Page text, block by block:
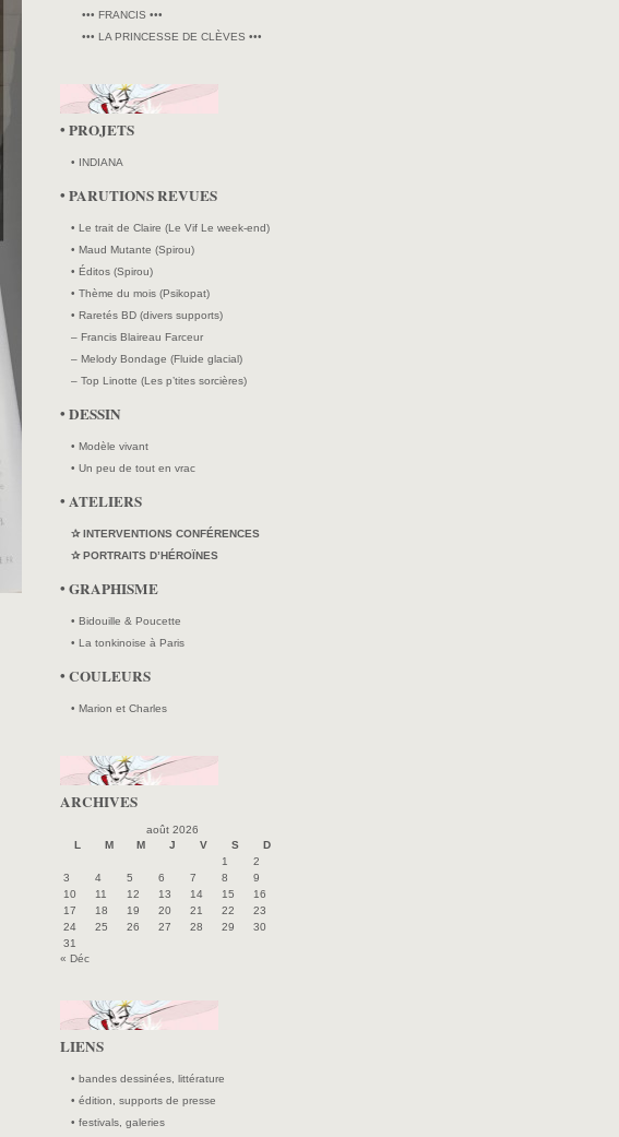
••• FRANCIS •••
••• LA PRINCESSE DE CLÈVES •••
• PROJETS
• INDIANA
• PARUTIONS REVUES
• Le trait de Claire (Le Vif Le week-end)
• Maud Mutante (Spirou)
• Éditos (Spirou)
• Thème du mois (Psikopat)
• Raretés BD (divers supports)
– Francis Blaireau Farceur
– Melody Bondage (Fluide glacial)
– Top Linotte (Les p’tites sorcières)
• DESSIN
• Modèle vivant
• Un peu de tout en vrac
• ATELIERS
✰ INTERVENTIONS CONFÉRENCES
✰ PORTRAITS D’HÉROÏNES
• GRAPHISME
• Bidouille & Poucette
• La tonkinoise à Paris
• COULEURS
• Marion et Charles
ARCHIVES
août 2026
L
M M J V S
D
1
2
3
4 5 6 7 8
9
10
11 12 13 14 15
16
17
18 19 20 21 22
23
24
25 26 27 28 29
30
31
« Déc
LIENS
• bandes dessinées, littérature
• édition, supports de presse
• festivals, galeries